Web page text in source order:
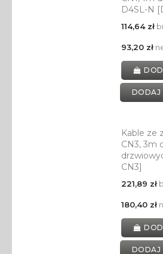
D4SL-N
114,64 zł
93,20 zł
DODAJ
Kable ze
CN3, 3m
CN3]
221,89 zł
180,40 zł
DODAJ